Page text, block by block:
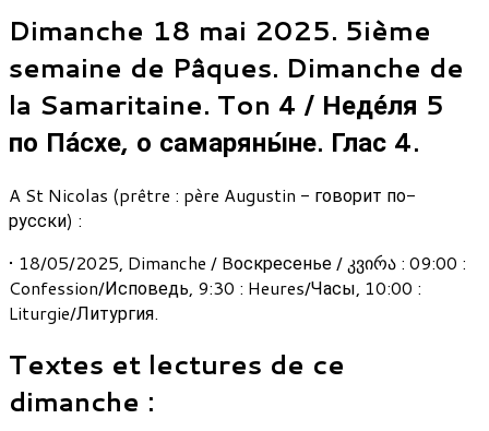
Dimanche 18 mai 2025. 5ième
semaine de Pâques. Dimanche de
la Samaritaine. Ton 4 / Неде́ля 5
по Па́схе, о самаряны́не. Глас 4.
A St Nicolas (prêtre : père Augustin - говорит по-
русски) :
• 18/05/2025, Dimanche / Bоскресенье / კვირა : 09:00 :
Confession/Исповедь, 9:30 : Heures/Часы, 10:00 :
Liturgie/Литургия.
Textes et lectures de ce
dimanche :